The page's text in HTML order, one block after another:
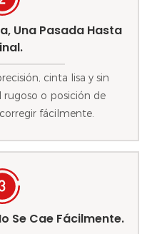
Una Pasada Hasta
cinta lisa y sin
rugoso o posición de
fácilmente.
Se Cae Fácilmente.